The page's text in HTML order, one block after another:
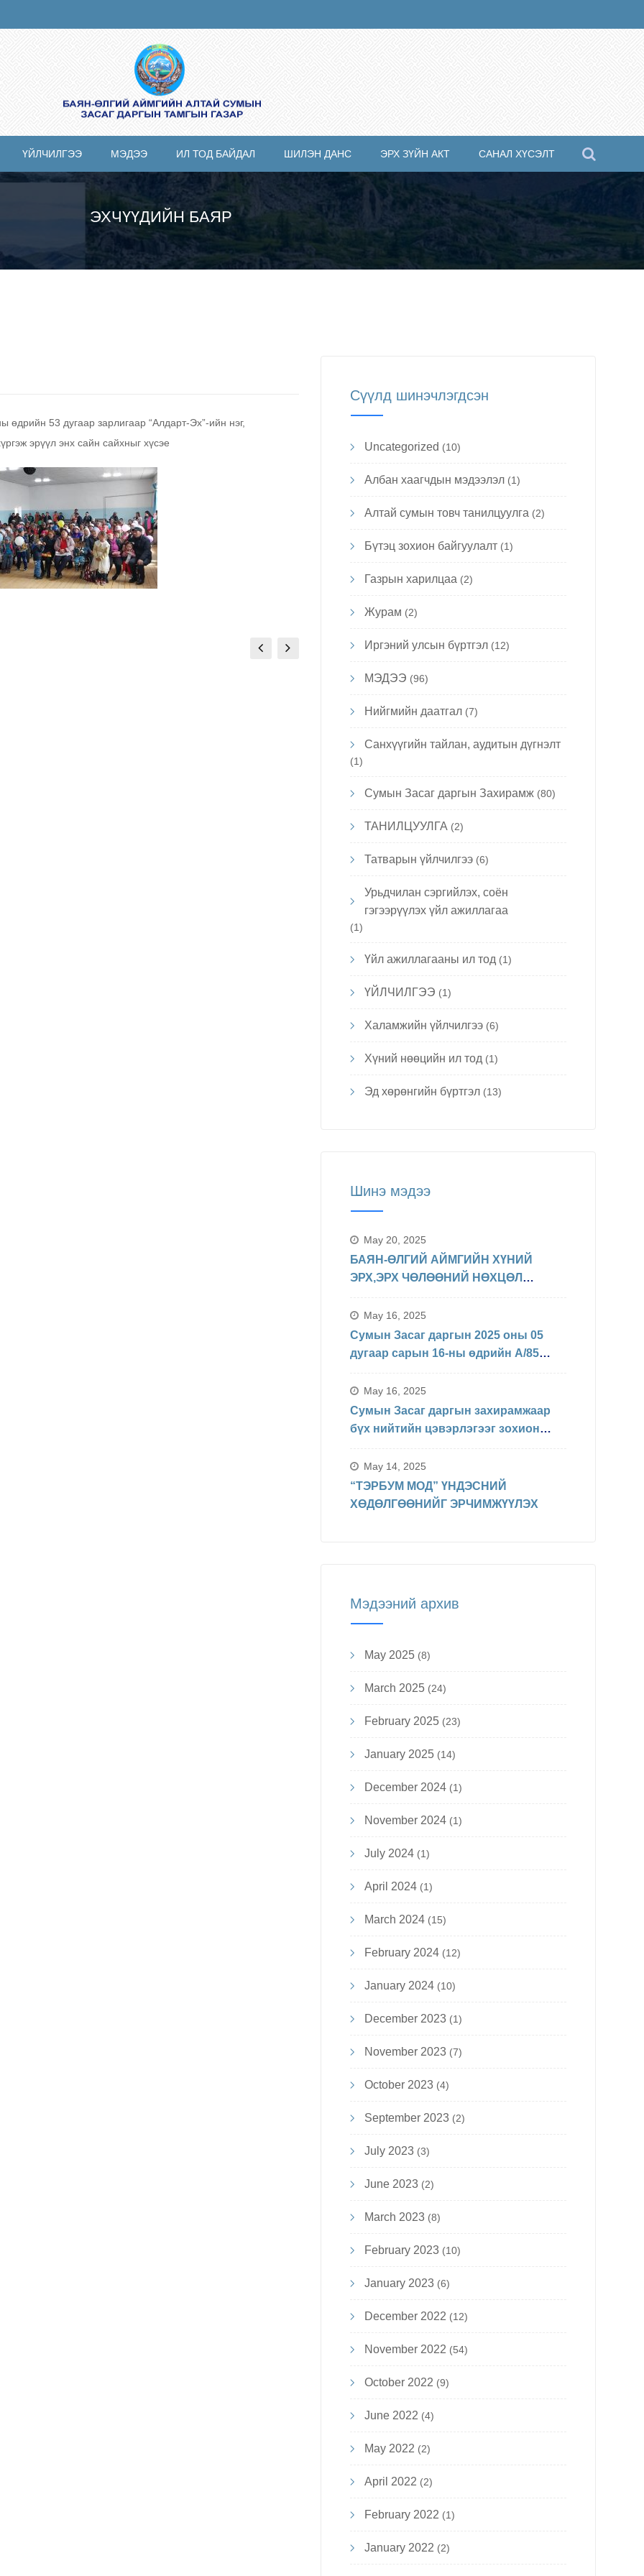
ҮЙЛЧИЛГЭЭ МЭДЭЭ ИЛ ТОД БАЙДАЛ ШИЛЭН ДАНС ЭРХ ЗҮЙН АКТ САНАЛ ХҮСЭЛТ
ЭХЧҮҮДИЙН БАЯР
53 дугаар зарлигаар “Алдарт-Эх”-ийн нэг,
эрүүл энх сайн сайхныг хүсэе
Сүүлд шинэчлэгдсэн
Uncategorized (10)
Албан хаагчдын мэдээлэл(1)
Алтай сумын товч танилцуулга (2)
Бүтэц зохион байгуулалт(1)
Газрын харилцаа (2)
Журам (2)
Иргэний улсын бүртгэл(12)
МЭДЭЭ (96)
Нийгмийн даатгал(7)
Санхүүгийн тайлан, аудитын дүгнэлт
(1)
Сумын Засаг даргын Захирамж(80)
ТАНИЛЦУУЛГА (2)
Татварын үйлчилгээ(6)
Урьдчилан сэргийлэх, соён
гэгээрүүлэх үйл ажиллагаа
(1)
Үйл ажиллагааны ил тод (1)
ҮЙЛЧИЛГЭЭ (1)
Халамжийн үйлчилгээ(6)
Хүний нөөцийн ил тод (1)
Эд хөрөнгийн бүртгэл(13)
Шинэ мэдээ
May 20, 2025
БАЯН-ӨЛГИЙ АЙМГИЙН ХҮНИЙ
ЭРХ,ЭРХ ЧӨЛӨӨНИЙ НӨХЦӨЛ
May 16, 2025
Сумын Засаг даргын 2025 оны 05
дугаар сарын 16-ны өдрийн А/85
хуваарийн дагуу явагдахаар болсон.
May 16, 2025
Сумын Засаг даргын захирамжаар
бүх нийтийн цэвэрлэгээг зохион
May 14, 2025
“ТЭРБУМ МОД” ҮНДЭСНИЙ
ХӨДӨЛГӨӨНИЙГ ЭРЧИМЖҮҮЛЭХ
Мэдээний архив
May 2025(8)
March 2025(24)
February 2025(23)
January 2025(14)
December 2024(1)
November 2024(1)
July 2024(1)
April 2024(1)
March 2024(15)
February 2024(12)
January 2024(10)
December 2023(1)
November 2023(7)
October 2023(4)
September 2023(2)
July 2023(3)
June 2023(2)
March 2023(8)
February 2023(10)
January 2023(6)
December 2022 (12)
November 2022 (54)
October 2022 (9)
June 2022 (4)
May 2022 (2)
April 2022 (2)
February 2022 (1)
January 2022 (2)